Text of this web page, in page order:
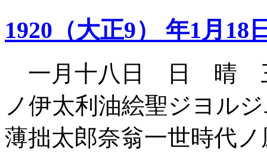
1920（大正9） 年1月18
一月十八日 日 晴 三
ノ伊太利油絵聖ジヨル
薄拙太郎奈翁一世時代